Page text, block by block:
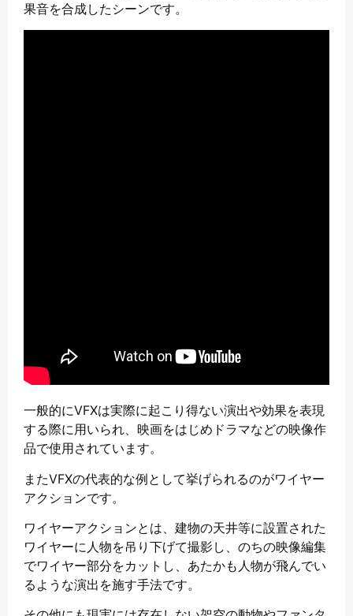
果音を合成したシーンです。
一般的にVFXは実際に起こり得ない演出や効果を表現
する際に用いられ、映画をはじめドラマなどの映像作
品で使用されています。
またVFXの代表的な例として挙げられるのがワイヤー
アクションです。
ワイヤーアクションとは、建物の天井等に設置された
ワイヤーに人物を吊り下げて撮影し、のちの映像編集
でワイヤー部分をカットし、あたかも人物が飛んでい
るような演出を施す手法です。